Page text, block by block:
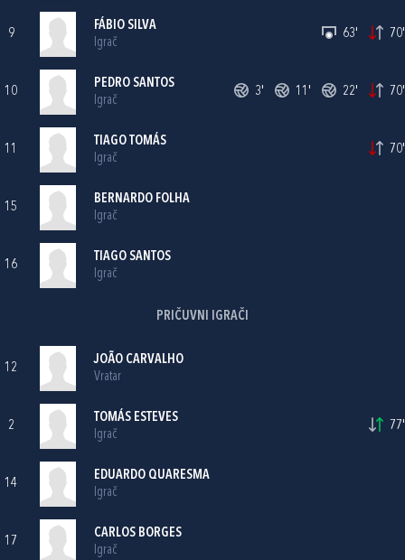
9
FÁBIO SILVA
Igrač
63' 70'
10
PEDRO SANTOS
Igrač
3' 11' 22' 70'
11
TIAGO TOMÁS
Igrač
70'
15
BERNARDO FOLHA
Igrač
16
TIAGO SANTOS
Igrač
PRIČUVNI IGRAČI
12
JOÃO CARVALHO
Vratar
2
TOMÁS ESTEVES
Igrač
77'
14
EDUARDO QUARESMA
Igrač
17
CARLOS BORGES
Igrač